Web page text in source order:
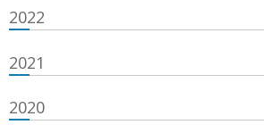
2022
2021
2020